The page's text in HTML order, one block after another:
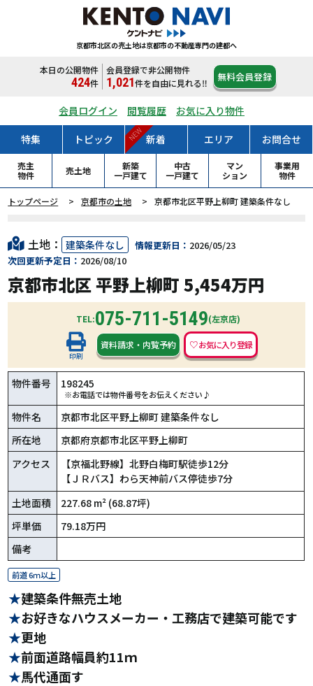
京都市北区の売土地は京都市の不動産専門の建都へ
本日の公開物件
424件
会員登録で非公開物件
1,021件を自由に見れる‼ 無料会員登録
会員ログイン 閲覧履歴 お気に入り物件
特集 トピック 新着
NEW エリア お問合せ
売主
物件
売土地
新築
一戸建て
中古
一戸建て
マン
ション
事業用
物件
トップページ 京都市の土地 京都市北区平野上柳町 建築条件なし
土地： 建築条件なし 情報更新日： 2026/05/23
次回更新予定日： 2026/08/10
京都市北区 平野上柳町 5,454万円
TEL:075-711-5149(左京店)
印刷
資料請求 ・ 内覧予約
物件番号 198245
※お電話では物件番号をお伝えください♪
物件名
京都市北区平野上柳町 建築条件なし
所在地
京都府京都市北区平野上柳町
アクセス
【京福北野線】北野白梅町駅徒歩12分
【ＪＲバス】わら天神前バス停徒歩7分
土地面積
227.68 m² (68.87坪)
坪単価
79.18万円
備考
前道 6ｍ以上
建築条件無売土地
お好きなハウスメーカー・工務店で建築可能です
更地
前面道路幅員約11ｍ
馬代通面す